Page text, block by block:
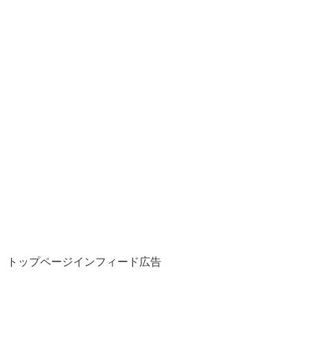
トップページインフィード広告